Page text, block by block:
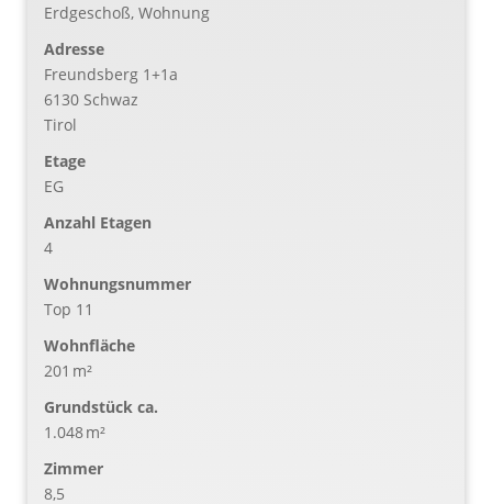
Erdgeschoß, Wohnung
Adresse
Freundsberg 1+1a
6130 Schwaz
Tirol
Etage
EG
Anzahl Etagen
4
Wohnungsnummer
Top 11
Wohnfläche
201 m²
Grund­stück ca.
1.048 m²
Zimmer
8,5